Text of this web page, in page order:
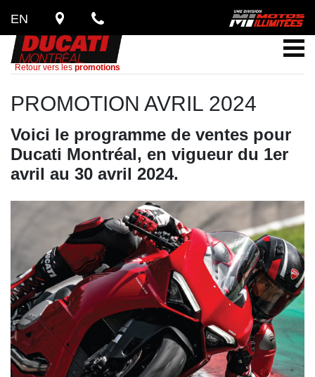
EN
Retour vers les promotions
PROMOTION AVRIL 2024
Voici le programme de ventes pour
Ducati Montréal, en vigueur du 1er
avril au 30 avril 2024.